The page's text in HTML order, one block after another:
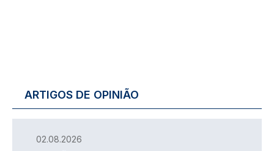
ARTIGOS DE OPINIÃO
02.08.2026